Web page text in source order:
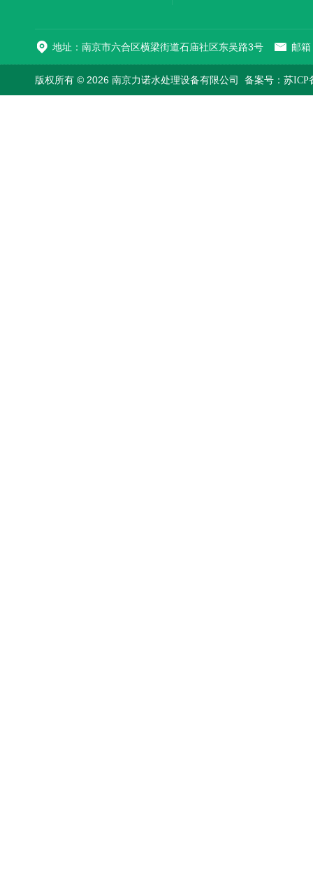
地址：南京市六合区横梁街道石庙社区东吴路3号 邮
版权所有 © 2026 南京力诺水处理设备有限公司 备案号：苏ICP